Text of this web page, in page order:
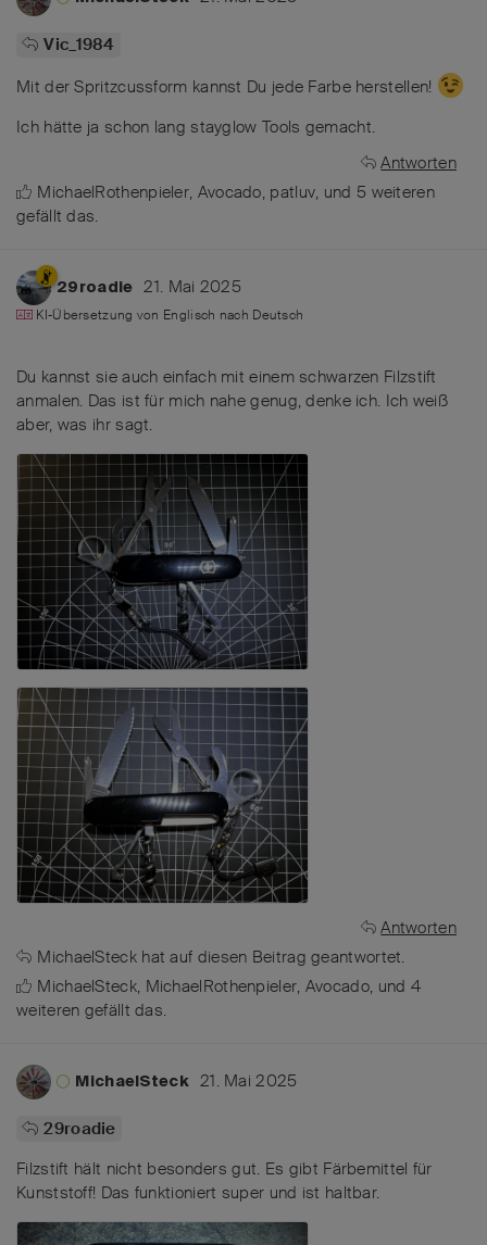
Vic_1984
Mit der Spritzcussform kannst Du jede Farbe herstellen!
Ich hätte ja schon lang stayglow Tools gemacht.
Antworten
MichaelRothenpieler, Avocado, patluv, und 5 weiteren
gefällt das.
29roadie 21. Mai 2025
KI-Übersetzung von Englisch nach Deutsch
Du kannst sie auch einfach mit einem schwarzen Filzstift
anmalen. Das ist für mich nahe genug, denke ich. Ich weiß
aber, was ihr sagt.
Antworten
MichaelSteck hat auf diesen Beitrag geantwortet.
MichaelSteck, MichaelRothenpieler, Avocado, und 4
weiteren gefällt das.
MichaelSteck 21. Mai 2025
29roadie
Filzstift hält nicht besonders gut. Es gibt Färbemittel für
Kunststoff! Das funktioniert super und ist haltbar.